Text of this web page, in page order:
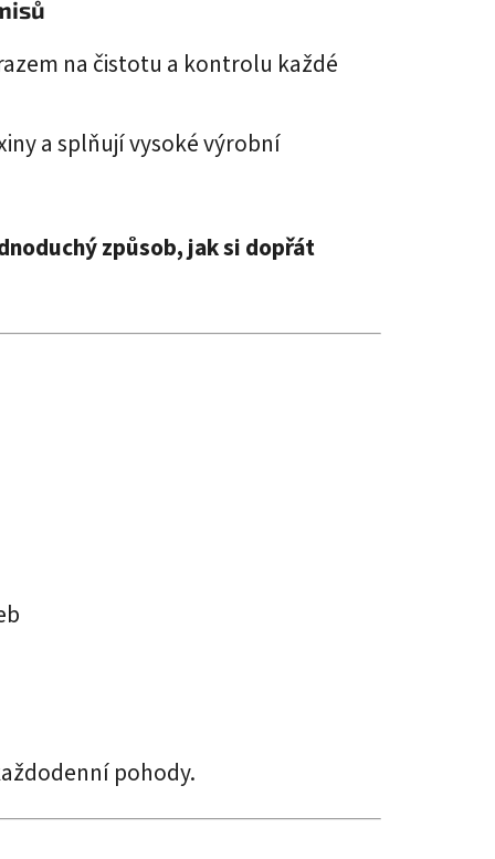
na čistotu a kontrolu každé
a splňují vysoké výrobní
způsob, jak si dopřát
pohody.